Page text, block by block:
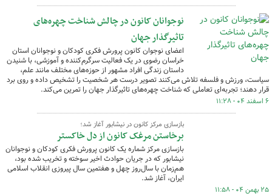
نوجوانان کانون در چالش شناخت چهره‌های
تاثیرگذار جهان
اعضای نوجوان کانون پرورش فکری کودکان و نوجوانان استان
خراسان رضوی در یک فعالیت سرگرم‌کننده و آموزشی، با شنیدن
داستان زندگی افراد مشهور از حوزه‌های مختلف مانند علم،
سیاست، ورزش و فلسفه تلاش می‌کنند تصویر درست هر شخصیت را تشخیص داده و روی برد
قرار دهند؛ تجربه‌ای تعاملی که شناخت چهره‌های تاثیرگذار جهان را تمرین می‌کند.
۶ اسفند ۰۴ - ۱۱:۲۸
بازسازی مرکز کانون در نیشابور آغاز شد؛‌
برخاستن مرغک کانون از دل خاکستر
بازسازی مرکز شماره یک کانون پرورش فکری کودکان و نوجوانان
نیشابور که در جریان حوادث اخیر سوخته و تخریب شده بود،
هم‌زمان با سال‌روز چهل و هفتمین سال پیروزی انقلاب اسلامی
ایران، آغاز شد.
۲۵ بهمن ۰۴ - ۱۱:۵۸